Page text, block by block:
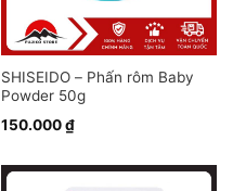
SHISEIDO – Phấn rôm Baby
Powder 50g
150.000₫